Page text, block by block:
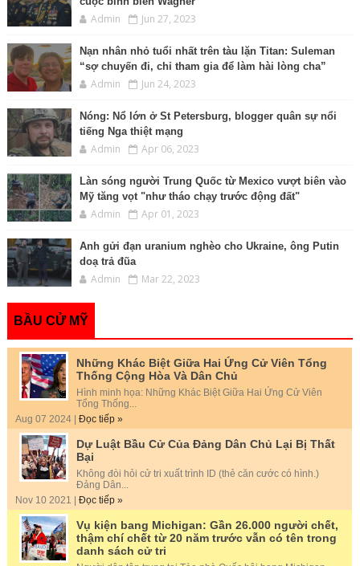
Admin Jun 27, 2023
Nạn nhân nhỏ tuổi nhất trên tàu lặn Titan: Suleman
“sợ chuyến đi, chỉ tham gia để làm hài lòng cha”
Admin Jun 24, 2023
Nóng: Nổ lớn ở St Petersburg, blogger quân sự nổi
tiếng Nga thiệt mạng
Admin Apr 06, 2023
Làn sóng người Trung Quốc từ Mexico vượt biên vào
Mỹ tăng vọt "như tháo chạy trước động đất"
Admin Apr 01, 2023
Anh gửi đạn uranium nghèo cho Ukraine, ông Putin
doạ trả đũa
Admin Mar 22, 2023
BẦU CỬ MỸ
Những Khác Biệt Giữa Hai Ứng Cử Viên Tổng
Thống Cộng Hòa Và Dân Chủ
Hình minh họa: Những Khác Biệt Giữa Hai Ứng Cử Viên
Tổng Thống...
Aug 07 2024 | Đọc tiếp »
Dự Luật Bầu Cử Của Đảng Dân Chủ Lại Bị Thất
Bại
Không đòi hỏi cử tri xuất trình ID (thẻ căn cước có hình.)
Đảng Dân...
Nov 10 2021 | Đọc tiếp »
Vụ kiện bang Michigan: Gần 26.000 người chết,
thậm chí chết từ 20 năm trước vẫn có tên trong
danh sách cử tri